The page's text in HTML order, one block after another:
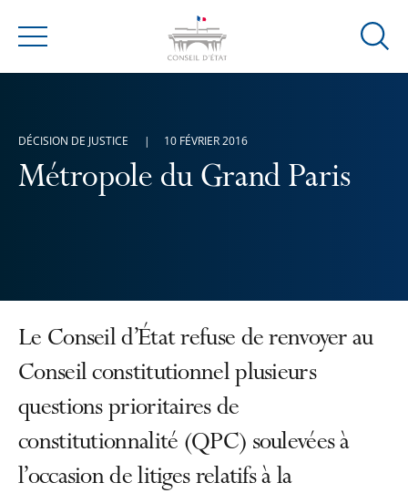
Menu
Ouvrir
Métropole du Grand Paris
DÉCISION DE JUSTICE 10 FÉVRIER 2016
Le Conseil d’État refuse de renvoyer au
Conseil constitutionnel plusieurs
questions prioritaires de
constitutionnalité (QPC) soulevées à
l’occasion de litiges relatifs à la